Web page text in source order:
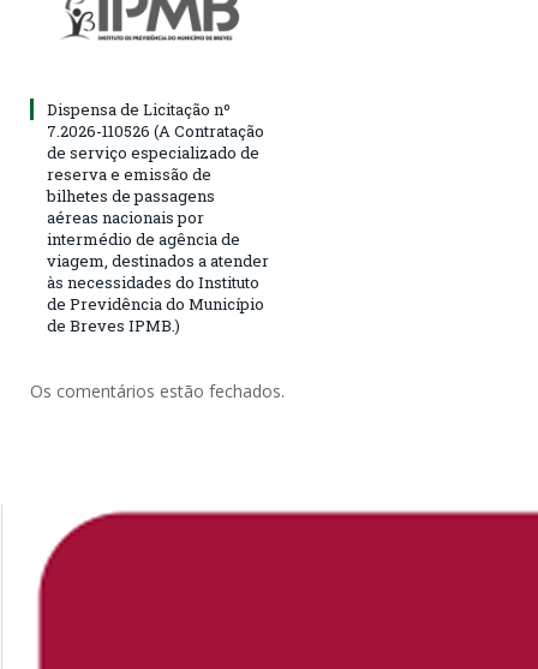
Dispensa de Licitação nº
7.2026-110526 (A Contratação
de serviço especializado de
reserva e emissão de
bilhetes de passagens
aéreas nacionais por
intermédio de agência de
viagem, destinados a atender
às necessidades do Instituto
de Previdência do Município
de Breves IPMB.)
Os comentários estão fechados.